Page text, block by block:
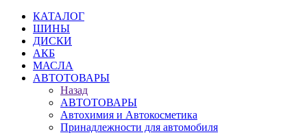
КАТАЛОГ
ШИНЫ
ДИСКИ
АКБ
МАСЛА
АВТОТОВАРЫ
Назад
АВТОТОВАРЫ
Автохимия и Автокосметика
Принадлежности для автомобиля